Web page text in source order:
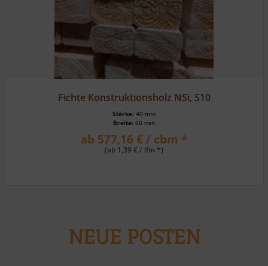
Lärche, HS 162 eins. Rundkantenpr./eins. Fasebrett
Stärke: 19 mm
Breite: 116 mm
ab 23,80 € / m² *
NEUE POSTEN